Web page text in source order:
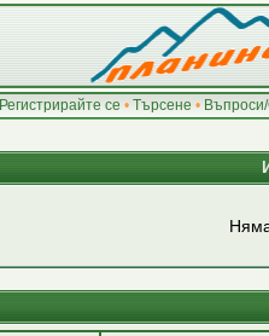
Регистрирайте се • Търсене •